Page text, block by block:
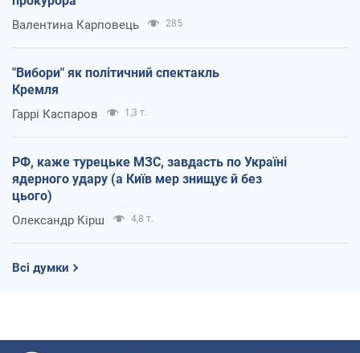
Валентина Карповець 285
"Вибори" як політичний спектакль
Кремля
Гаррі Каспаров 1,3 т.
РФ, каже турецьке МЗС, завдасть по Україні
ядерного удару (а Київ мер знищує й без
цього)
Олександр Кірш 4,8 т.
Всі думки